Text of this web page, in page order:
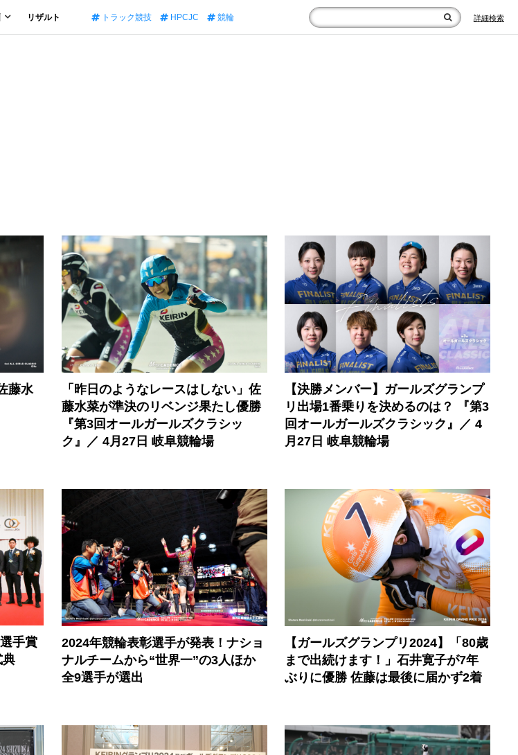
リザルト トラック競技 HPCJC 競輪 詳細検索
藤水
「昨日のようなレースはしない」佐
藤水菜が準決のリベンジ果たし優勝
『第3回オールガールズクラシッ
ク』／ 4月27日 岐阜競輪場
【決勝メンバー】ガールズグランプ
リ出場1番乗りを決めるのは？ 『第3
回オールガールズクラシック』／ 4
月27日 岐阜競輪場
手賞
典
2024年競輪表彰選手が発表！ナショ
ナルチームから“世界一”の3人ほか
全9選手が選出
【ガールズグランプリ2024】「80歳
まで出続けます！」石井寛子が7年
ぶりに優勝 佐藤は最後に届かず2着